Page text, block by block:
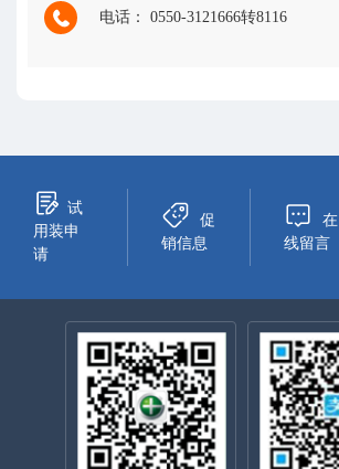
电话： 0550-3121666转8116
试
用装申
请
促
销信息
在
线留言